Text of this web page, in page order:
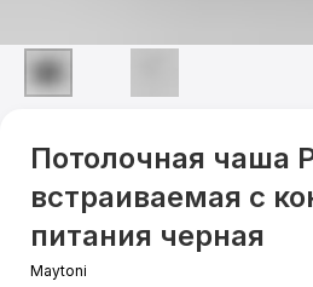
Потолочная чаша
встраиваемая с
питания черная
Maytoni